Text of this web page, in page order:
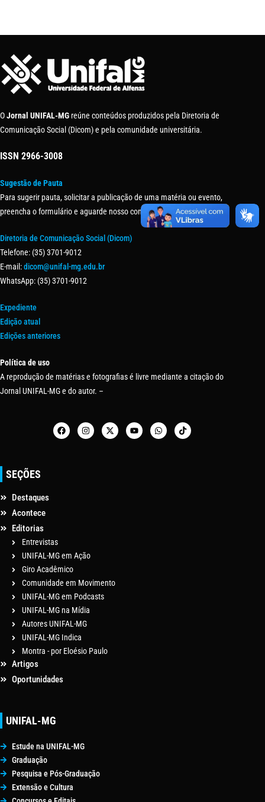
OJornal UNIFAL-MG reúne conteúdos produzidos pela Diretoria de
Comunicação Social (Dicom) e pela comunidade universitária.
ISSN 2966-3008
Sugestão de Pauta
Para sugerir pauta, solicitar a publicação de uma matéria ou evento,
preencha o formulário e aguarde nosso contato.
Diretoria de Comunicação Social (Dicom)
Telefone: (35) 3701-9012
E-mail:dicom@unifal-mg.edu.br
WhatsApp: (35) 3701-9012
Expediente
Edição atual
Edições anteriores
Política de uso
A reprodução de matérias e fotografias é livre mediante a citação do
Jornal UNIFAL-MG e do autor. –
SEÇÕES
Destaques
Acontece
Editorias
Entrevistas
UNIFAL-MG em Ação
Giro Acadêmico
Comunidade em Movimento
UNIFAL-MG em Podcasts
UNIFAL-MG na Mídia
Autores UNIFAL-MG
UNIFAL-MG Indica
Montra - por Eloésio Paulo
Artigos
Oportunidades
UNIFAL-MG
Estude na UNIFAL-MG
Graduação
Pesquisa e Pós-Graduação
Extensão e Cultura